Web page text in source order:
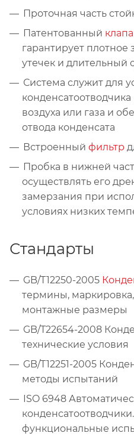
Проточная часть
Патентованный
гарантирует плотное
утечек и длительный
Система служит для
воздуха или газа и
отвода конденсата
Встроенный фильтр
Пробка в нижней
осуществлять его
замерзания при
условиях низких
Стандарты
GB/T12250-2005
термины,
монтажные размеры
GB/T22654-2008
технические условия
GB/T12251-2005
методы испытаний
ISO 6948
функциональные